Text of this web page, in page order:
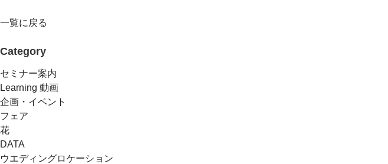
一覧に戻る
Category
セミナー案内
Learning 動画
企画・イベント
フェア
花
DATA
ウエディングロケーション